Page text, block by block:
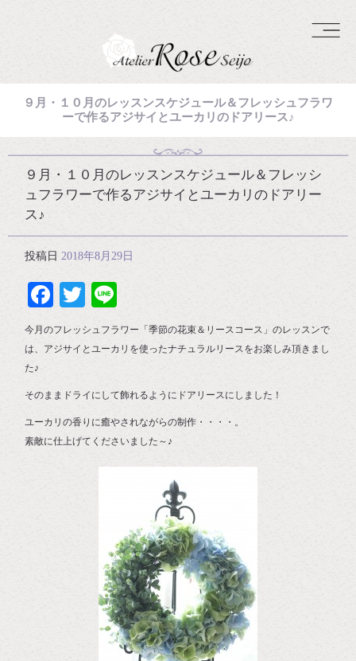
９月・１０月のレッスンスケジュール＆フレッシュフラワ
ーで作るアジサイとユーカリのドアリース♪
９月・１０月のレッスンスケジュール＆フレッシ
ュフラワーで作るアジサイとユーカリのドアリー
ス♪
投稿日 2018年8月29日
Facebook
Twitter
今月のフレッシュフラワー「季節の花束＆リースコース」のレッスンで
は、アジサイとユーカリを使ったナチュラルリースをお楽しみ頂きまし
た♪
そのままドライにして飾れるようにドアリースにしました！
ユーカリの香りに癒やされながらの制作・・・・。
素敵に仕上げてくださいました～♪